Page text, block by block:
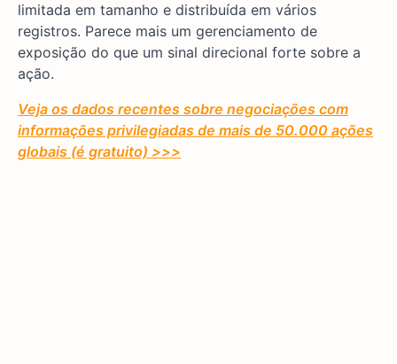
limitada em tamanho e distribuída em vários
registros. Parece mais um gerenciamento de
exposição do que um sinal direcional forte sobre a
ação.
Veja os dados recentes sobre negociações com
informações privilegiadas de mais de 50.000 ações
globais (é gratuito) >>>